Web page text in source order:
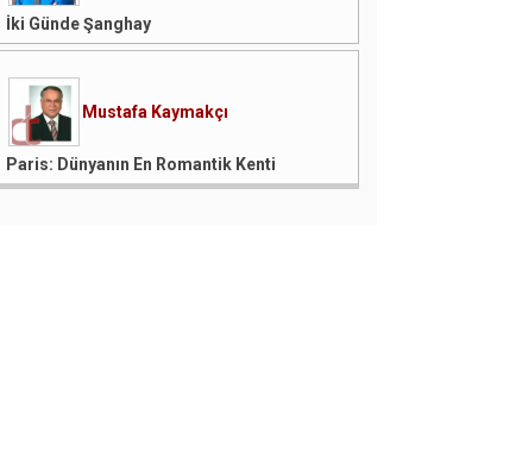
İki Günde Şanghay
Mustafa Kaymakçı
Paris: Dünyanın En Romantik Kenti